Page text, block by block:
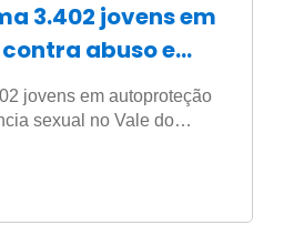
3.402 jovens em
abuso e
no Vale do
Norte de SP
jovens em autoproteção
sexual no Vale do…